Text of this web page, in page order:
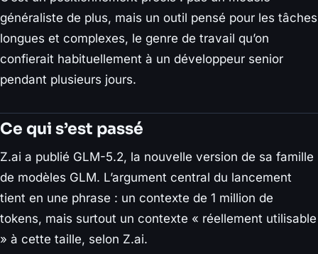
généraliste de plus, mais un outil pensé pour les tâches
longues et complexes, le genre de travail qu’on
confierait habituellement à un développeur senior
pendant plusieurs jours.
Ce qui s’est passé
Z.ai a publié GLM-5.2, la nouvelle version de sa famille
de modèles GLM. L’argument central du lancement
tient en une phrase : un contexte de 1 million de
tokens, mais surtout un contexte « réellement utilisable
» à cette taille, selon Z.ai.